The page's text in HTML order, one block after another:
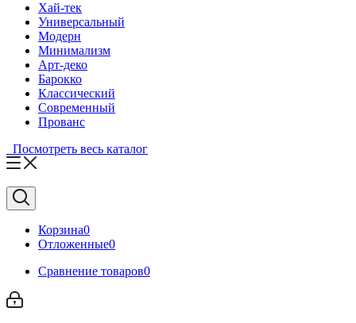
Хай-тек
Универсальный
Модерн
Минимализм
Арт-деко
Барокко
Классический
Современный
Прованс
Посмотреть весь каталог
Корзина0
Отложенные0
Сравнение товаров0